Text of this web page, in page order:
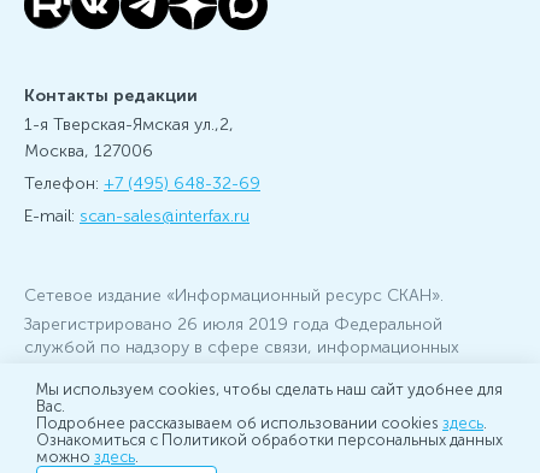
Сетевое издание «Информационный ресурс СКАН».
Зарегистрировано 26 июля 2019 года Федеральной
службой по надзору в сфере связи, информационных
номером ЭЛ № ФС 77 - 76379
Учредитель: АО «Информационное агентство Интерфакс»,
главный редактор: Игорь Балдынов
Контакты редакции
1-я Тверская-Ямская ул.,2,
Москва, 127006
Телефон: +7 (495) 648-32-69
E-mail: scan-sales@interfax.ru
Мы используем cookies, чтобы сделать наш сайт удобнее для
Вас.
Подробнее рассказываем об использовании cookies здесь.
Ознакомиться с Политикой обработки персональных данных
можно здесь.